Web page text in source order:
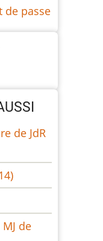
de passe
de JdR
de